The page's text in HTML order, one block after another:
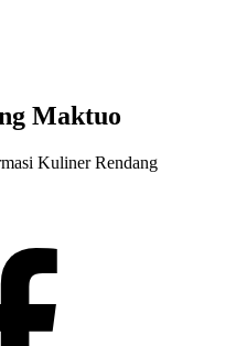
Maktuo
Kuliner Rendang